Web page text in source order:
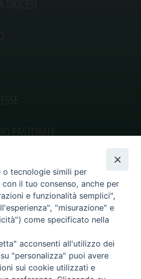
PASTORALE
tecnologie simili per
il tuo consenso, anche per
e funzionalità semplici",
"misurazione" e
come specificato nella
acconsenti all'utilizzo dei
"personalizza" puoi avere
sui cookie utilizzati e